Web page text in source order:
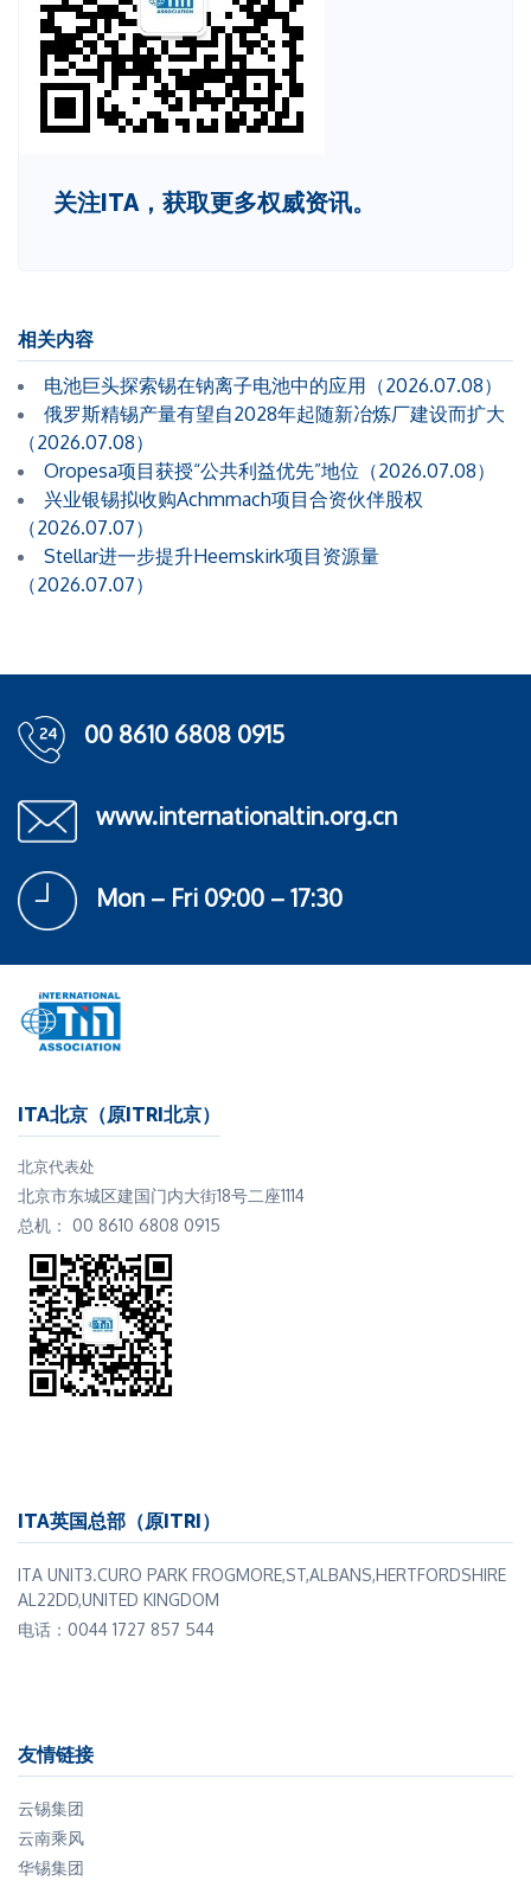
关注ITA，获取更多权威资讯。
相关内容
电池巨头探索锡在钠离子电池中的应用（2026.07.08）
俄罗斯精锡产量有望自2028年起随新冶炼厂建设而扩大
（2026.07.08）
Oropesa项目获授“公共利益优先”地位（2026.07.08）
兴业银锡拟收购Achmmach项目合资伙伴股权
（2026.07.07）
Stellar进一步提升Heemskirk项目资源量
（2026.07.07）
00 8610 6808 0915
www.internationaltin.org.cn
Mon – Fri 09:00 – 17:30
ITA北京（原ITRI北京）
北京代表处
北京市东城区建国门内大街18号二座1114
总机： 00 8610 6808 0915
ITA英国总部（原ITRI）
ITA UNIT3.CURO PARK FROGMORE,ST,ALBANS,HERTFORDSHIRE
AL22DD,UNITED KINGDOM
电话：0044 1727 857 544
友情链接
云锡集团
云南乘风
华锡集团